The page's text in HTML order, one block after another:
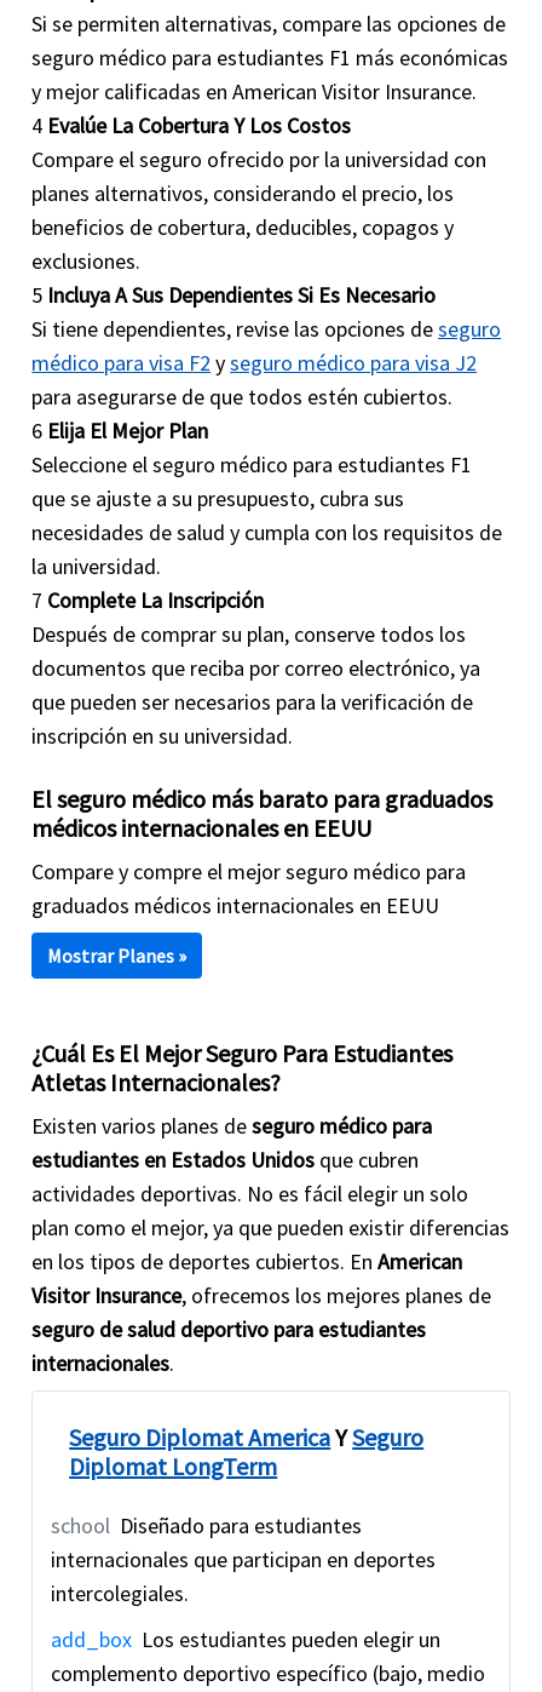
Si se permiten alternativas, compare las opciones de
seguro médico para estudiantes F1 más económicas
y mejor calificadas en American Visitor Insurance.
4 Evalúe La Cobertura Y Los Costos
Compare el seguro ofrecido por la universidad con
planes alternativos, considerando el precio, los
beneficios de cobertura, deducibles, copagos y
exclusiones.
5 Incluya A Sus Dependientes Si Es Necesario
Si tiene dependientes, revise las opciones deseguro
médico para visa F2 yseguro médico para visa J2
para asegurarse de que todos estén cubiertos.
6 Elija El Mejor Plan
Seleccione el seguro médico para estudiantes F1
que se ajuste a su presupuesto, cubra sus
necesidades de salud y cumpla con los requisitos de
la universidad.
7 Complete La Inscripción
Después de comprar su plan, conserve todos los
documentos que reciba por correo electrónico, ya
que pueden ser necesarios para la verificación de
inscripción en su universidad.
El seguro médico más barato para graduados
médicos internacionales en EEUU
Compare y compre el mejor seguro médico para
graduados médicos internacionales en EEUU
Mostrar Planes »
¿Cuál Es El Mejor Seguro Para Estudiantes
Atletas Internacionales?
Existen varios planes deseguro médico para
estudiantes en Estados Unidos que cubren
actividades deportivas. No es fácil elegir un solo
plan como el mejor, ya que pueden existir diferencias
en los tipos de deportes cubiertos. EnAmerican
Visitor Insurance, ofrecemos los mejores planes de
seguro de salud deportivo para estudiantes
internacionales.
Seguro Diplomat AmericaYSeguro
Diplomat LongTerm
school Diseñado para estudiantes
internacionales que participan en deportes
intercolegiales.
add_box Los estudiantes pueden elegir un
complemento deportivo específico (bajo, medio